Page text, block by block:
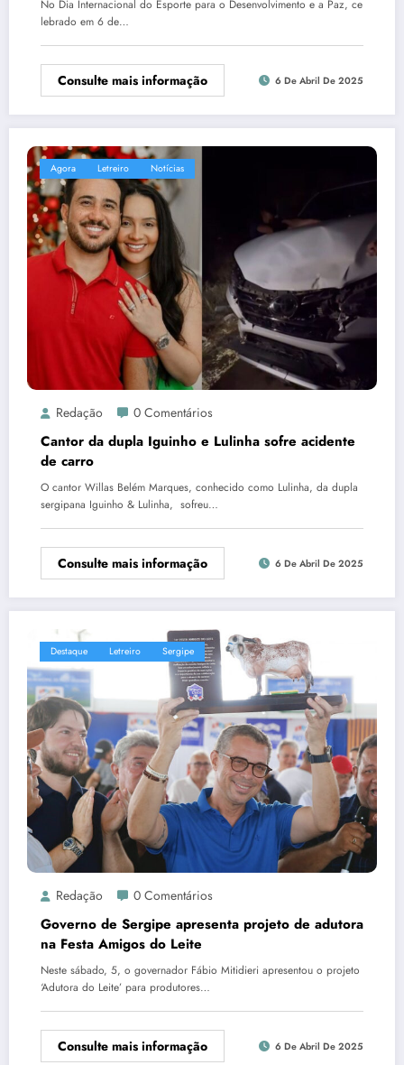
No Dia Internacional do Esporte para o Desenvolvimento e a Paz, ce
lebrado em 6 de…
Consulte mais informação 6 De Abril De 2025
Agora Letreiro Notícias
Redação 0 Comentários
Cantor da dupla Iguinho e Lulinha sofre acidente
de carro
O cantor Willas Belém Marques, conhecido como Lulinha, da dupla
sergipana Iguinho & Lulinha, sofreu…
Consulte mais informação 6 De Abril De 2025
Destaque Letreiro Sergipe
Redação 0 Comentários
Governo de Sergipe apresenta projeto de adutora
na Festa Amigos do Leite
Neste sábado, 5, o governador Fábio Mitidieri apresentou o projeto
‘Adutora do Leite’ para produtores…
Consulte mais informação 6 De Abril De 2025